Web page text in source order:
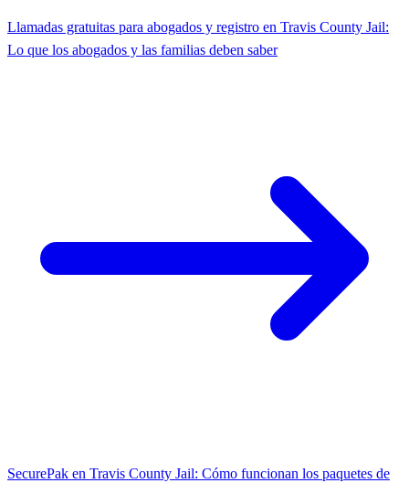
Llamadas gratuitas para abogados y registro en Travis County Jail:
Lo que los abogados y las familias deben saber
SecurePak en Travis County Jail: Cómo funcionan los paquetes de